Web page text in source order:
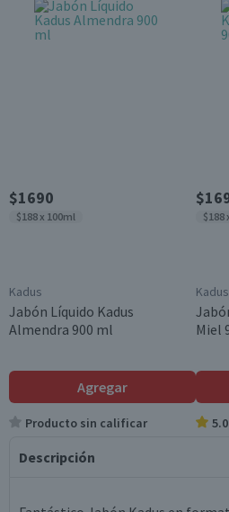
$1690
$188 x 100ml
Kadus
Jabón Líquido Kadus
Almendra 900 ml
Agregar
Producto sin calificar
$188
Kadus
Miel
5.0
Descripción